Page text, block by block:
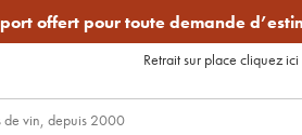
offert pour toute demande
Retrait sur place cliquez ici